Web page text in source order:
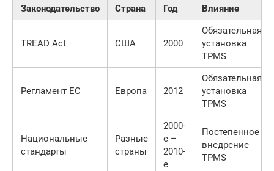
Законодательство Страна Год Влияние
TREAD Act США 2000
Обязательная
установка
TPMS
Регламент ЕС Европа 2012
Обязательная
установка
TPMS
Национальные
стандарты
Разные
страны
2000-
е –
2010-
е
Постепенное
внедрение
TPMS